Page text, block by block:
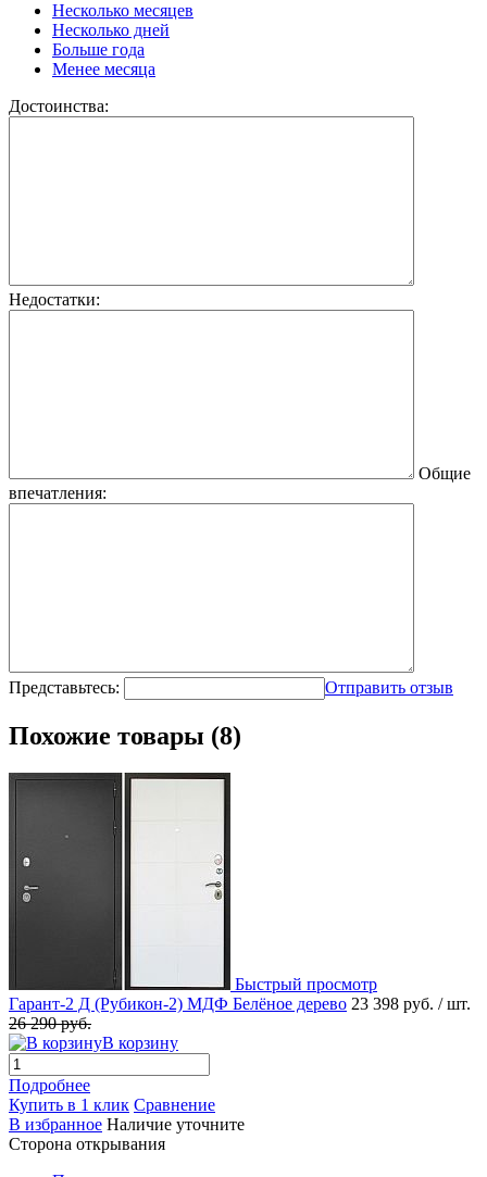
Несколько месяцев
Несколько дней
Больше года
Менее месяца
Достоинства:
Недостатки:
Общие
впечатления:
Представьтесь: Отправить отзыв
Похожие товары (8)
Быстрый просмотр
Гарант-2 Д (Рубикон-2) МДФ Белёное дерево 23 398 руб. / шт.
26 290 руб.
В корзину
Подробнее
Купить в 1 клик Сравнение
В избранное Наличие уточните
Сторона открывания